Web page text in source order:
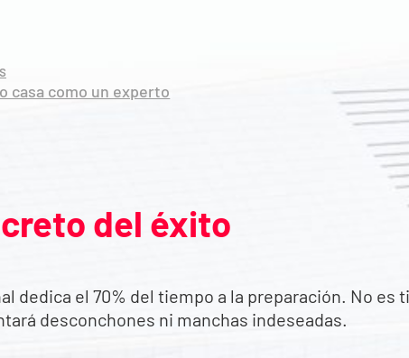
casa como un experto
del éxito
dedica el 70% del tiempo a la preparación. No es
desconchones ni manchas indeseadas.